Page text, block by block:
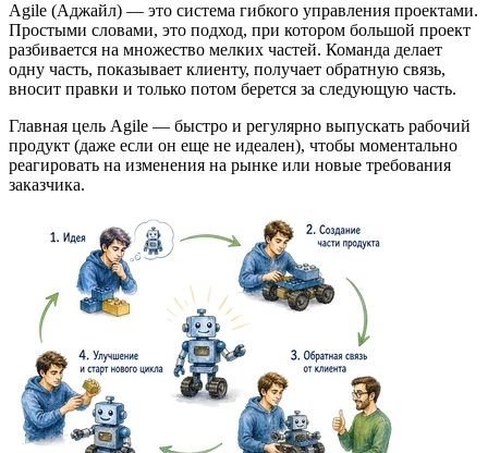
Agile (Аджайл) — это система гибкого управления проектами.
Простыми словами, это подход, при котором большой проект
разбивается на множество мелких частей. Команда делает
одну часть, показывает клиенту, получает обратную связь,
вносит правки и только потом берется за следующую часть.
Главная цель Agile — быстро и регулярно выпускать рабочий
продукт (даже если он еще не идеален), чтобы моментально
реагировать на изменения на рынке или новые требования
заказчика.